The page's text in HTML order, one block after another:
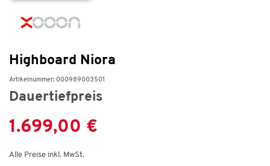
Highboard Niora
Artikelnummer: 000989003501
Dauertiefpreis
1.699,00 €
Alle Preise inkl. MwSt.